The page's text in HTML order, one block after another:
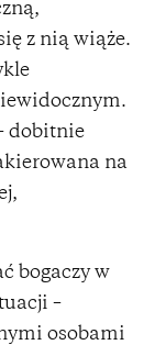
z nią wiąże.
dobitnie
na
bogaczy w
–
osobami